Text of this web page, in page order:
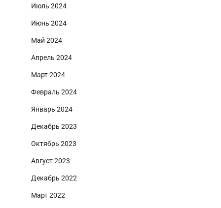
Июль 2024
Июнь 2024
Май 2024
Апрель 2024
Март 2024
Февраль 2024
Январь 2024
Декабрь 2023
Октябрь 2023
Август 2023
Декабрь 2022
Март 2022